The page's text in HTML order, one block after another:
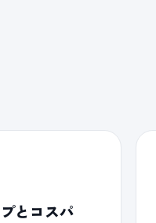
とコスパ